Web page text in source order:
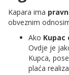
Kapara ima
obveznim
Ako Kupac
Ovdje je
Kupca,
plaća